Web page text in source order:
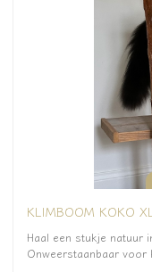
KLIMBOOM KOKO XL
Haal een stukje natuur
Onweerstaanbaar voor